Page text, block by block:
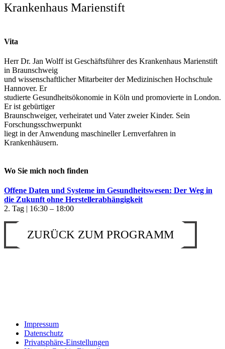
Krankenhaus Marienstift
Vita
Herr Dr. Jan Wolff ist Geschäftsführer des Krankenhaus Marienstift
in Braunschweig
und wissenschaftlicher Mitarbeiter der Medizinischen Hochschule
Hannover. Er
studierte Gesundheitsökonomie in Köln und promovierte in London.
Er ist gebürtiger
Braunschweiger, verheiratet und Vater zweier Kinder. Sein
Forschungsschwerpunkt
liegt in der Anwendung maschineller Lernverfahren in
Krankenhäusern.
Wo Sie mich noch finden
Offene Daten und Systeme im Gesundheitswesen: Der Weg in
die Zukunft ohne Herstellerabhängigkeit
2. Tag | 16:30 – 18:00
ZURÜCK ZUM PROGRAMM
Impressum
Datenschutz
Privatsphäre-Einstellungen